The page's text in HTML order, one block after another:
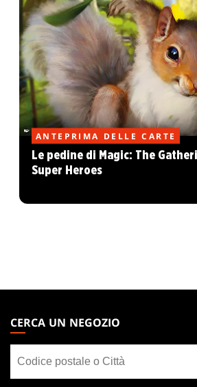
ANTEPRIMA DELLE CARTE
Le pedine di Magic: The
Super Heroes
THE
GATHERING
FOOTER
CERCA UN NEGOZIO
un
negozio